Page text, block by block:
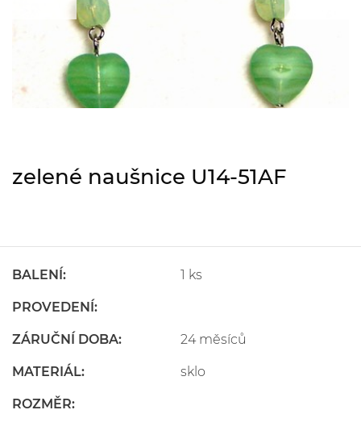
zelené naušnice U14-51AF
BALENÍ: 1 ks
PROVEDENÍ:
ZÁRUČNÍ DOBA: 24 měsíců
MATERIÁL: sklo
ROZMĚR: